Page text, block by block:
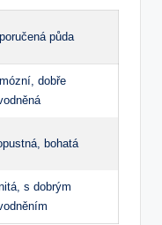
půda
dobře
bohatá
s dobrým